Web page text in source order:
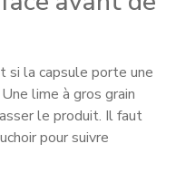
si la capsule porte une
lime à gros grain
le produit. Il faut
pour suivre